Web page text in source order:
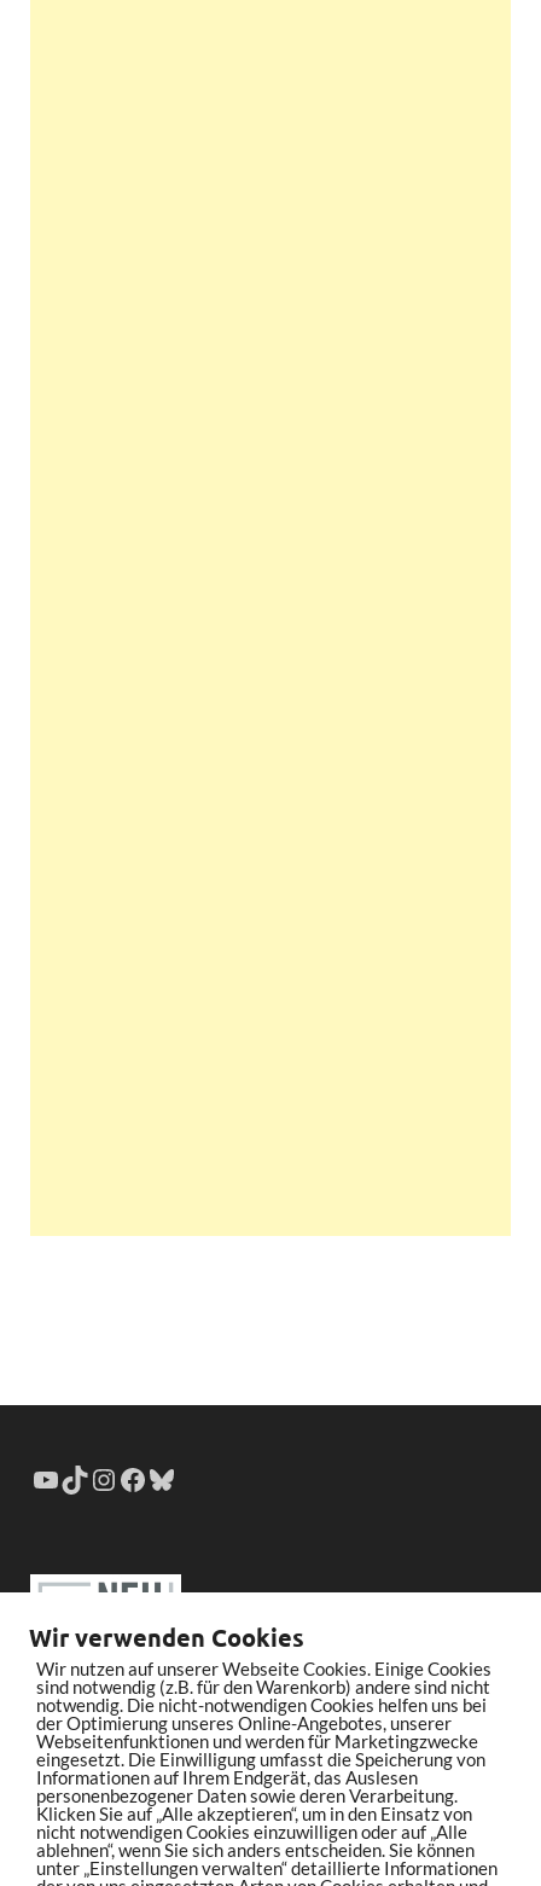
Wir verwenden Cookies
Wir nutzen auf unserer Webseite Cookies. Einige Cookies
sind notwendig (z.B. für den Warenkorb) andere sind nicht
notwendig. Die nicht-notwendigen Cookies helfen uns bei
der Optimierung unseres Online-Angebotes, unserer
Webseitenfunktionen und werden für Marketingzwecke
eingesetzt. Die Einwilligung umfasst die Speicherung von
Informationen auf Ihrem Endgerät, das Auslesen
personenbezogener Daten sowie deren Verarbeitung.
Klicken Sie auf „Alle akzeptieren“, um in den Einsatz von
nicht notwendigen Cookies einzuwilligen oder auf „Alle
ablehnen“, wenn Sie sich anders entscheiden. Sie können
unter „Einstellungen verwalten“ detaillierte Informationen